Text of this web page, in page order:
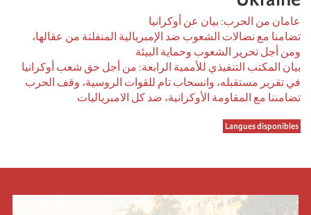
عامان من الحرب: بيان عن أوكرانيا
تضامنا مع نضالات الشعوب ضد الإمبريالية المنفلتة من عقالها،
ومن أجل تحرير الشعوب وحماية البيئة
بيان المكتب التنفيذي للأممية الرابعة: من أجل حق شعب أوكرانيا
في تقرير مستقبله، وانسحاب تام للقوات الروسية، وقف الحرب
تضامننا مع المقاومة الأوكرانية، ضد كل الامبرياليات
Langues disponibles